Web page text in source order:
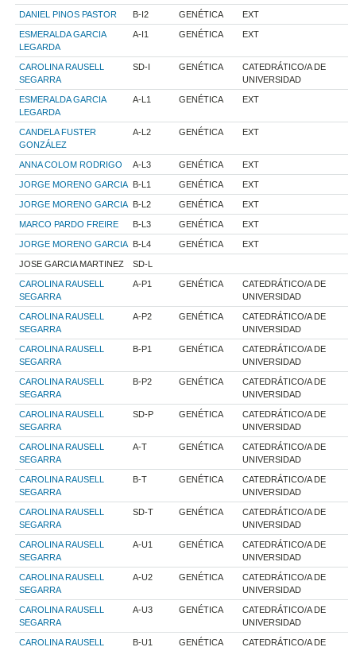
DANIEL PINOS PASTOR B-I2 GENÉTICA EXT
ESMERALDA GARCIA
LEGARDA
A-I1 GENÉTICA EXT
CAROLINA RAUSELL
SEGARRA
SD-I GENÉTICA
CATEDRÁTICO/A DE
UNIVERSIDAD
ESMERALDA GARCIA
LEGARDA
A-L1 GENÉTICA EXT
CANDELA FUSTER
GONZÁLEZ
A-L2 GENÉTICA EXT
ANNA COLOM RODRIGO A-L3 GENÉTICA EXT
JORGE MORENO GARCIA B-L1 GENÉTICA EXT
JORGE MORENO GARCIA B-L2 GENÉTICA EXT
MARCO PARDO FREIRE B-L3 GENÉTICA EXT
JORGE MORENO GARCIA B-L4 GENÉTICA EXT
JOSE GARCIA MARTINEZ SD-L
CAROLINA RAUSELL
SEGARRA
A-P1 GENÉTICA
CATEDRÁTICO/A DE
UNIVERSIDAD
CAROLINA RAUSELL
SEGARRA
A-P2 GENÉTICA
CATEDRÁTICO/A DE
UNIVERSIDAD
CAROLINA RAUSELL
SEGARRA
B-P1 GENÉTICA
CATEDRÁTICO/A DE
UNIVERSIDAD
CAROLINA RAUSELL
SEGARRA
B-P2 GENÉTICA
CATEDRÁTICO/A DE
UNIVERSIDAD
CAROLINA RAUSELL
SEGARRA
SD-P GENÉTICA
CATEDRÁTICO/A DE
UNIVERSIDAD
CAROLINA RAUSELL
SEGARRA
A-T GENÉTICA
CATEDRÁTICO/A DE
UNIVERSIDAD
CAROLINA RAUSELL
SEGARRA
B-T GENÉTICA
CATEDRÁTICO/A DE
UNIVERSIDAD
CAROLINA RAUSELL
SEGARRA
SD-T GENÉTICA
CATEDRÁTICO/A DE
UNIVERSIDAD
CAROLINA RAUSELL
SEGARRA
A-U1 GENÉTICA
CATEDRÁTICO/A DE
UNIVERSIDAD
CAROLINA RAUSELL
SEGARRA
A-U2 GENÉTICA
CATEDRÁTICO/A DE
UNIVERSIDAD
CAROLINA RAUSELL
SEGARRA
A-U3 GENÉTICA
CATEDRÁTICO/A DE
UNIVERSIDAD
CAROLINA RAUSELL
B-U1 GENÉTICA
CATEDRÁTICO/A DE